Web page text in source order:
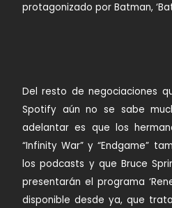
protagonizado por Batman,
Del resto de negociaciones
Spotify aún no se sabe
adelantar es que los
“Infinity War” y “Endgame”
los podcasts y que Bruce
presentarán el programa
disponible desde ya, que